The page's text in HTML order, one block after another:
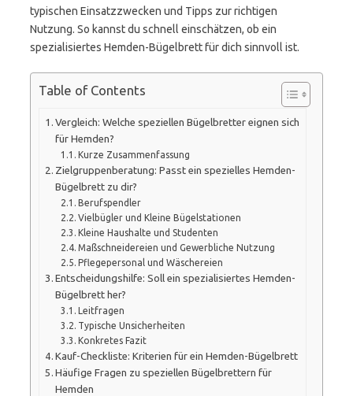
typischen Einsatzzwecken und Tipps zur richtigen
Nutzung. So kannst du schnell einschätzen, ob ein
spezialisiertes Hemden-Bügelbrett für dich sinnvoll ist.
Table of Contents
Vergleich: Welche speziellen Bügelbretter eignen sich
für Hemden?
Kurze Zusammenfassung
Zielgruppenberatung: Passt ein spezielles Hemden-
Bügelbrett zu dir?
Berufspendler
Vielbügler und Kleine Bügelstationen
Kleine Haushalte und Studenten
Maßschneidereien und Gewerbliche Nutzung
Pflegepersonal und Wäschereien
Entscheidungshilfe: Soll ein spezialisiertes Hemden-
Bügelbrett her?
Leitfragen
Typische Unsicherheiten
Konkretes Fazit
Kauf-Checkliste: Kriterien für ein Hemden-Bügelbrett
Häufige Fragen zu speziellen Bügelbrettern für
Hemden